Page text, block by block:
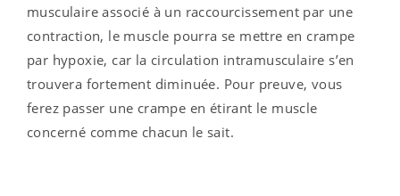
musculaire associé à un raccourcissement par une
contraction, le muscle pourra se mettre en crampe
par hypoxie, car la circulation intramusculaire s’en
trouvera fortement diminuée. Pour preuve, vous
ferez passer une crampe en étirant le muscle
concerné comme chacun le sait.